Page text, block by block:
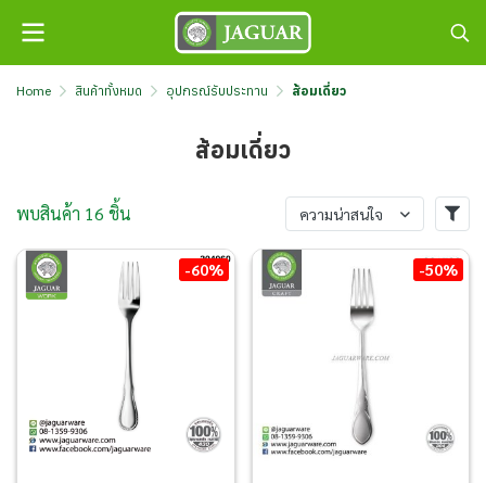
Home สินค้าทั้งหมด อุปกรณ์รับประทาน ส้อมเดี่ยว
ส้อมเดี่ยว
พบสินค้า 16 ชิ้น ความน่าสนใจ
-60% -50%